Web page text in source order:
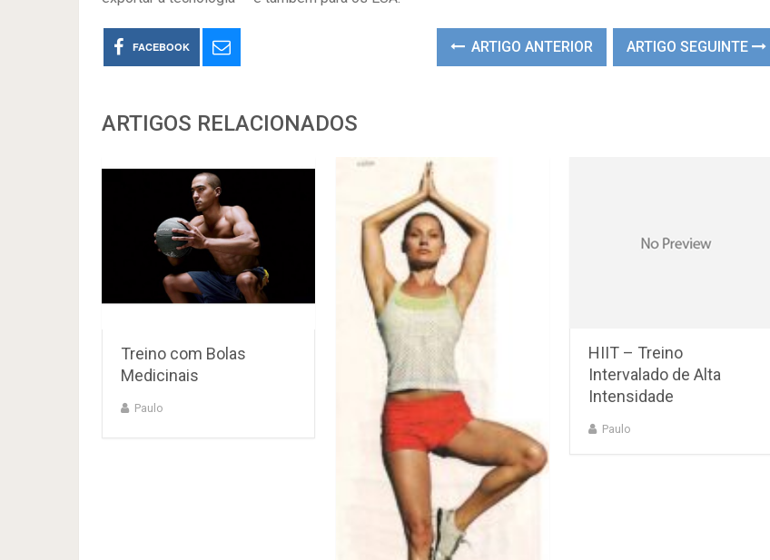
FACEBOOK ARTIGO ANTERIOR ARTIGO SEGUINTE
ARTIGOS RELACIONADOS
Treino com Bolas
Medicinais
Paulo
HIIT – Treino
Intervalado de Alta
Intensidade
Paulo